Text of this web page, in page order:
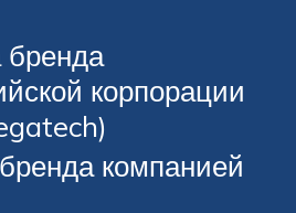
корпорации
компанией